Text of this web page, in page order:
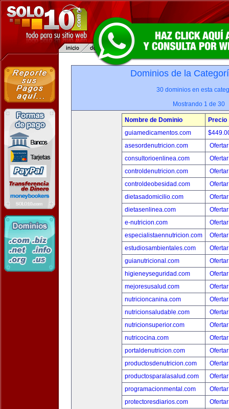
Dominios de la
30 dominios en esta
Mostrando 1 de 30
Nombre de Dominio
Precio
guiamedicamentos.com
asesordenutricion.com
consultorioenlinea.com
controldenutricion.com
controldeobesidad.com
dietasadomicilio.com
dietasenlinea.com
e-nutricion.com
especialistaennutricion.com
estudiosambientales.com
guianutricional.com
higieneyseguridad.com
mejoresusalud.com
nutricioncanina.com
nutricionsaludable.com
nutricionsuperior.com
nutricocina.com
portaldenutricion.com
productosdenutricion.com
productosparalasalud.com
programacionmental.com
protectoresdiarios.com